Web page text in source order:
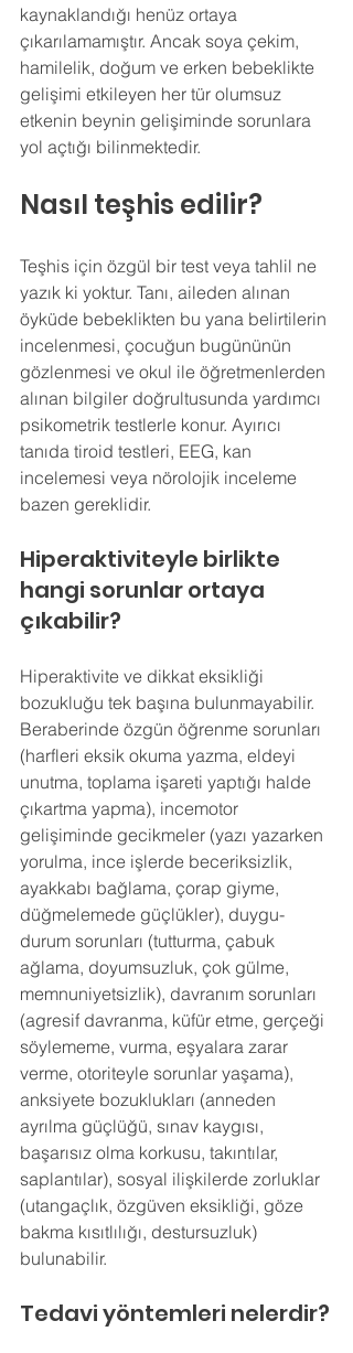
kaynaklandığı henüz ortaya
çıkarılamamıştır. Ancak soya çekim,
hamilelik, doğum ve erken bebeklikte
gelişimi etkileyen her tür olumsuz
etkenin beynin gelişiminde sorunlara
yol açtığı bilinmektedir.
Nasıl teşhis edilir?
Teşhis için özgül bir test veya tahlil ne
yazık ki yoktur. Tanı, aileden alınan
öyküde bebeklikten bu yana belirtilerin
incelenmesi, çocuğun bugününün
gözlenmesi ve okul ile öğretmenlerden
alınan bilgiler doğrultusunda yardımcı
psikometrik testlerle konur. Ayırıcı
tanıda tiroid testleri, EEG, kan
incelemesi veya nörolojik inceleme
bazen gereklidir.
Hiperaktiviteyle birlikte
hangi sorunlar ortaya
çıkabilir?
Hiperaktivite ve dikkat eksikliği
bozukluğu tek başına bulunmayabilir.
Beraberinde özgün öğrenme sorunları
(harfleri eksik okuma yazma, eldeyi
unutma, toplama işareti yaptığı halde
çıkartma yapma), incemotor
gelişiminde gecikmeler (yazı yazarken
yorulma, ince işlerde beceriksizlik,
ayakkabı bağlama, çorap giyme,
düğmelemede güçlükler), duygu-
durum sorunları (tutturma, çabuk
ağlama, doyumsuzluk, çok gülme,
memnuniyetsizlik), davranım sorunları
(agresif davranma, küfür etme, gerçeği
söylememe, vurma, eşyalara zarar
verme, otoriteyle sorunlar yaşama),
anksiyete bozuklukları (anneden
ayrılma güçlüğü, sınav kaygısı,
başarısız olma korkusu, takıntılar,
saplantılar), sosyal ilişkilerde zorluklar
(utangaçlık, özgüven eksikliği, göze
bakma kısıtlılığı, destursuzluk)
bulunabilir.
Tedavi yöntemleri nelerdir?